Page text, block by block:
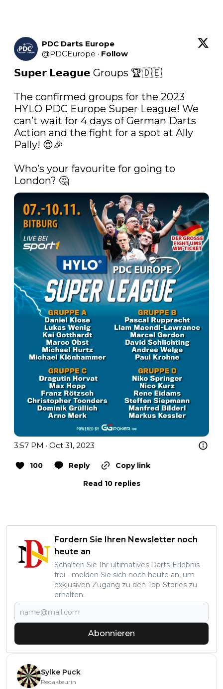
PDC Darts Europe
@PDCEurope · Follow
𝗦𝘂𝗽𝗲𝗿 𝗟𝗲𝗮𝗴𝘂𝗲 Groups 🏆🇩🇪
The confirmed groups for the 2023
HYLO PDC Europe Super League! We
can’t wait for 4 days of German Darts
Action and the fight for a spot at Ally
Pally! 😍🎉
Who’s your favourite for going to
London? 🤔
3:57 PM · Oct 31, 2023
100 Reply
Copy link
Read 10 replies
Fordern Sie Ihren Newsletter noch
heute an
Schalten Sie Ihr ultimatives Darts-Erlebnis
frei - melden Sie sich noch heute an, um
exklusiven Zugang zu den Top-Stories zu
erhalten.
Abonnieren
Sylke Puck
Redakteurin